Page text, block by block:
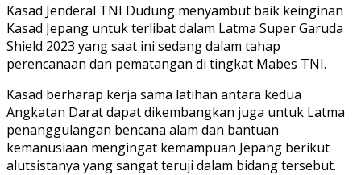
Kasad Jenderal TNI Dudung menyambut baik keinginan
Kasad Jepang untuk terlibat dalam Latma Super Garuda
Shield 2023 yang saat ini sedang dalam tahap
perencanaan dan pematangan di tingkat Mabes TNI.
Kasad berharap kerja sama latihan antara kedua
Angkatan Darat dapat dikembangkan juga untuk Latma
penanggulangan bencana alam dan bantuan
kemanusiaan mengingat kemampuan Jepang berikut
alutsistanya yang sangat teruji dalam bidang tersebut.